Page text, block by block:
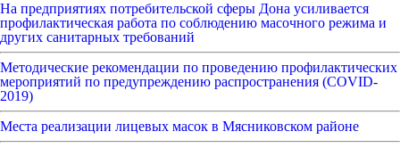
На предприятиях потребительской сферы Дона усиливается
профилактическая работа по соблюдению масочного режима и
других санитарных требований
Методические рекомендации по проведению профилактических
мероприятий по предупреждению распространения (COVID-
2019)
Места реализации лицевых масок в Мясниковском районе